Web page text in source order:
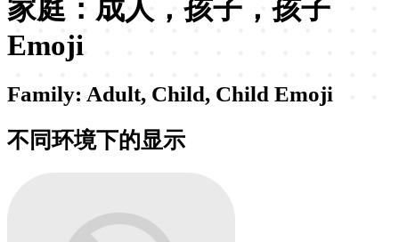
家庭：成人，孩子，孩子
Emoji
Family: Adult, Child, Child Emoji
不同环境下的显示